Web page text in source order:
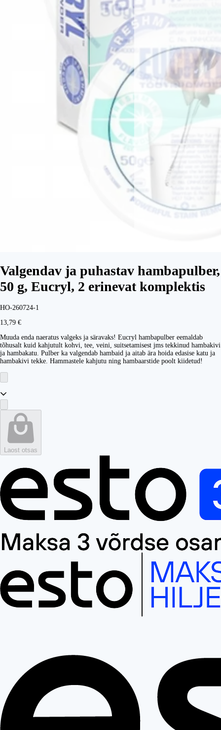
Valgendav ja puhastav hambapulber,
50 g, Eucryl, 2 erinevat komplektis
HO-260724-1
13,79 €
Muuda enda naeratus valgeks ja säravaks! Eucryl hambapulber eemaldab
tõhusalt kuid kahjutult kohvi, tee, veini, suitsetamisest jms tekkinud hambakivi
ja hambakatu. Pulber ka valgendab hambaid ja aitab ära hoida edasise katu ja
hambakivi tekke. Hammastele kahjutu ning hambaarstide poolt kiidetud!
Laost otsas